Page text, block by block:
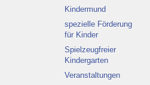
Kindermund
spezielle Förderung
für Kinder
Spielzeugfreier
Kindergarten
Veranstaltungen